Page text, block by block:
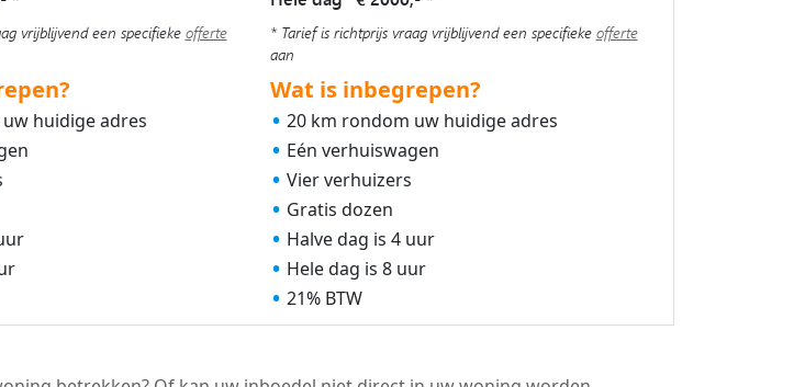
vrijblijvend een specifieke offerte
huidige adres
* Tarief is richtprijs vraag vrijblijvend een specifieke offerte
aan
Wat is inbegrepen?
20 km rondom uw huidige adres
Eén verhuiswagen
Vier verhuizers
Gratis dozen
Halve dag is 4 uur
Hele dag is 8 uur
21% BTW